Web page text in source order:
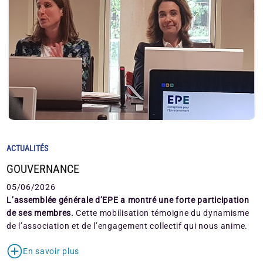
ACTUALITÉS
GOUVERNANCE
05/06/2026
L’assemblée générale d’EPE a montré une forte participation
de ses membres.Cette mobilisation témoigne du dynamisme
de l’association et de l’engagement collectif qui nous anime.
En savoir plus